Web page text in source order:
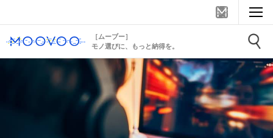
［ムーブー］
モノ選びに、もっと納得を。